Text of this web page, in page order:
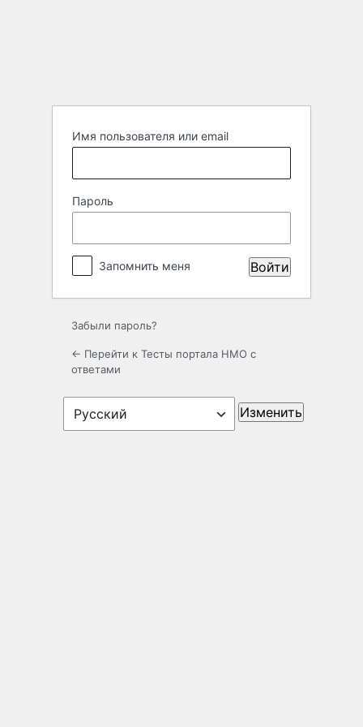
Имя пользователя или email
Пароль
Запомнить меня
Забыли пароль?
← Перейти к Тесты портала НМО с
ответами
Язык